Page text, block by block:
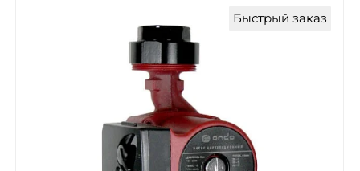
Быстрый заказ